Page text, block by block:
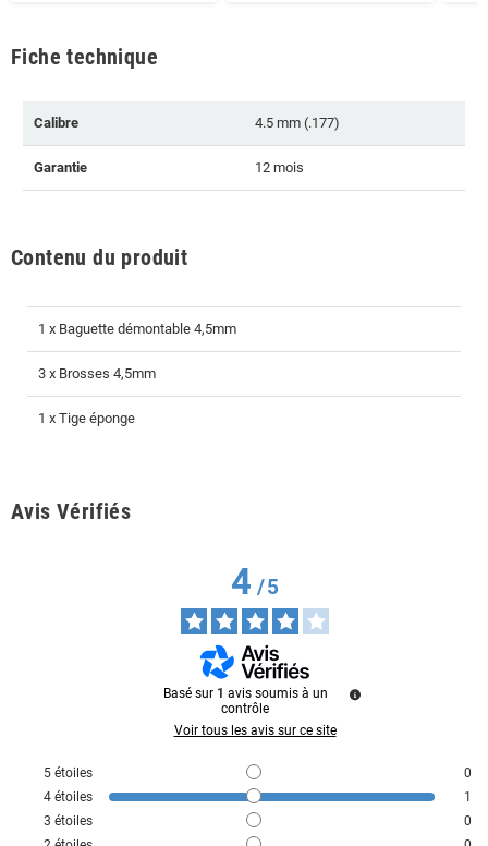
Fiche technique
Calibre 4.5 mm (.177)
Garantie 12 mois
Contenu du produit
1 x Baguette démontable 4,5mm
3 x Brosses 4,5mm
1 x Tige éponge
Avis Vérifiés
4/5
Basé sur 1 avis soumis à un
contrôle
Voir tous les avis sur ce site
5 étoiles
0
4 étoiles
1
3 étoiles
0